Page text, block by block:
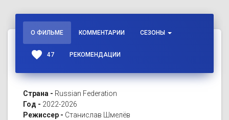
О ФИЛЬМЕ КОММЕНТАРИИ СЕЗОНЫ
favorite 47 РЕКОМЕНДАЦИИ
Страна - Russian Federation
Год - 2022-2026
Режиссер - Станислав Шмелёв